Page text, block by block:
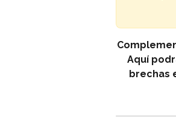
Aquí
brechas